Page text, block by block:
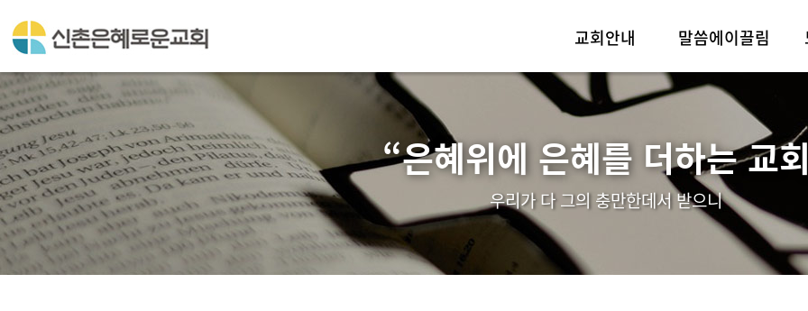
교회안내
인사말
예배안내
섬기는이들
말씀에이끌림
실시간예배
“은혜위에 은혜를 더하는 교
우리가 다 그의 충만한데서 받으니